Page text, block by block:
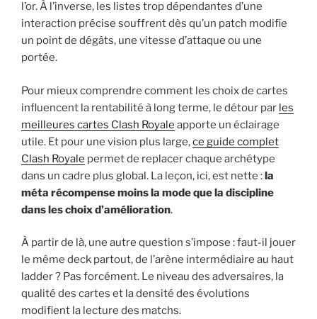
l’or. À l’inverse, les listes trop dépendantes d’une
interaction précise souffrent dès qu’un patch modifie
un point de dégâts, une vitesse d’attaque ou une
portée.
Pour mieux comprendre comment les choix de cartes
influencent la rentabilité à long terme, le détour par les
meilleures cartes Clash Royale apporte un éclairage
utile. Et pour une vision plus large,ce guide complet
Clash Royale permet de replacer chaque archétype
dans un cadre plus global. La leçon, ici, est nette :la
méta récompense moins la mode que la discipline
dans les choix d’amélioration.
À partir de là, une autre question s’impose : faut-il jouer
le même deck partout, de l’arène intermédiaire au haut
ladder ? Pas forcément. Le niveau des adversaires, la
qualité des cartes et la densité des évolutions
modifient la lecture des matchs.